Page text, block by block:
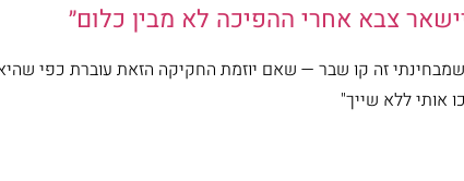
צבא אחרי ההפיכה לא מבין כלום״
זה קו שבר — שאם יוזמת החקיקה הזאת עוברת כפי
אותי ללא שייך"